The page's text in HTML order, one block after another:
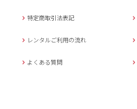
メールでのお問い合わせ
特定商取引法表記
レンタルご利用の流れ
よくある質問